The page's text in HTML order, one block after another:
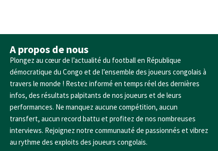
A propos de nous
Plongez au cœur de l’actualité du football en République
démocratique du Congo et de l’ensemble des joueurs congolais à
travers le monde ! Restez informé en temps réel des dernières
infos, des résultats palpitants de nos joueurs et de leurs
performances. Ne manquez aucune compétition, aucun
transfert, aucun record battu et profitez de nos nombreuses
interviews. Rejoignez notre communauté de passionnés et vibrez
au rythme des exploits des joueurs congolais.